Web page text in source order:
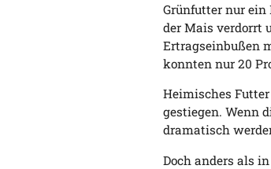
Grünfutter nur
der Mais verdorrt
Ertragseinbußen
konnten nur 20
Heimisches
gestiegen. Wenn
dramatisch
Doch anders als